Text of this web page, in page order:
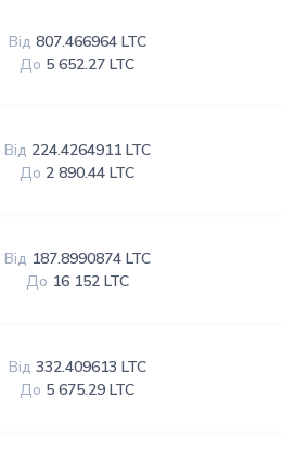
Від 807.466964 LTC
До 5 652.27 LTC
Від 224.4264911 LTC
До 2 890.44 LTC
Від 187.8990874 LTC
До 16 152 LTC
Від 332.409613 LTC
До 5 675.29 LTC